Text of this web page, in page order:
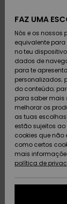
MULHER
SURF
SNOW
DUPLA
PROMO
AJUDA
SUSTAINABILITY
FAZ UMA
Nós e os nossos
equivalente
no teu
dados de
para te
personalizados;
do conteúdo;
para saber mais
melhorar os
as tuas
estão sujeitos
cookies que não
como certos
mais
política de